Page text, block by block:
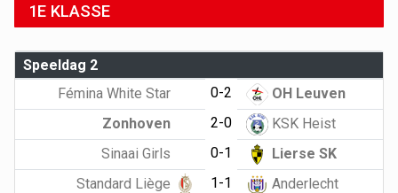
1E KLASSE
Speeldag 2
Fémina White Star
0-2
OH Leuven
Zonhoven
2-0
KSK Heist
Sinaai Girls
0-1
Lierse SK
Standard Liège
1-1
Anderlecht